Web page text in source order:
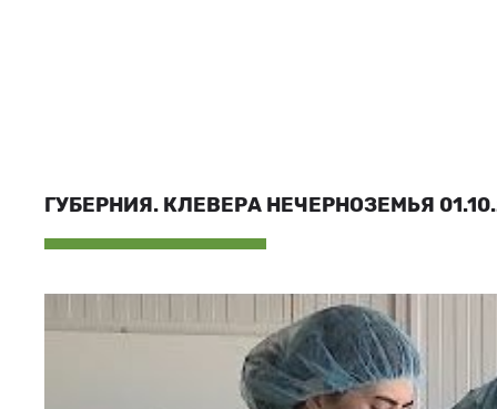
ГУБЕРНИЯ. КЛЕВЕРА НЕЧЕРНОЗЕМЬЯ